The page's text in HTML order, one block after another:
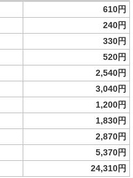
610円
240円
330円
520円
2,540円
3,040円
1,200円
1,830円
2,870円
5,370円
24,310円